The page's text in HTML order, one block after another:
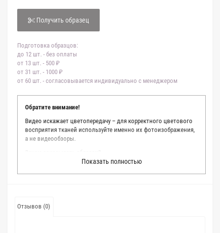
Получить образец
Подготовка образцов:
до 12 шт. - без оплаты
от 13 шт. - 500 ₽
от 31 шт. - 1000 ₽
от 60 шт. - согласовывается индивидуально с менеджером
Обратите внимание!
Видео искажает цветопередачу – для корректного цветового
восприятия тканей используйте именно их фотоизображения,
а не видеообзоры.
Мы делаем все возможное, чтобы точно описать цвет каждой
ткани из нашего каталога. Мы осматриваем и фотографируем
точное соответствие цветов из-за одного простого факта:
Показать полностью
Отзывов (0)